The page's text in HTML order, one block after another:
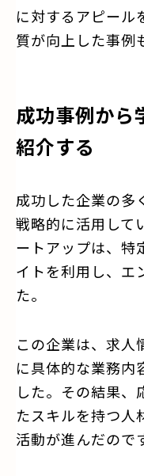
に対するアピール
質が向上した事例
成功事例から
紹介する
成功した企業の多
戦略的に活用して
ートアップは、特
イトを利用し、エ
た。
この企業は、求人
に具体的な業務内
した。その結果、
たスキルを持つ人
活動が進んだので